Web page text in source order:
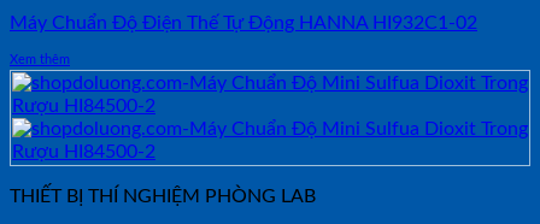
Máy Chuẩn Độ Điện Thế Tự Động HANNA HI932C1-02
Xem thêm
THIẾT BỊ THÍ NGHIỆM PHÒNG LAB